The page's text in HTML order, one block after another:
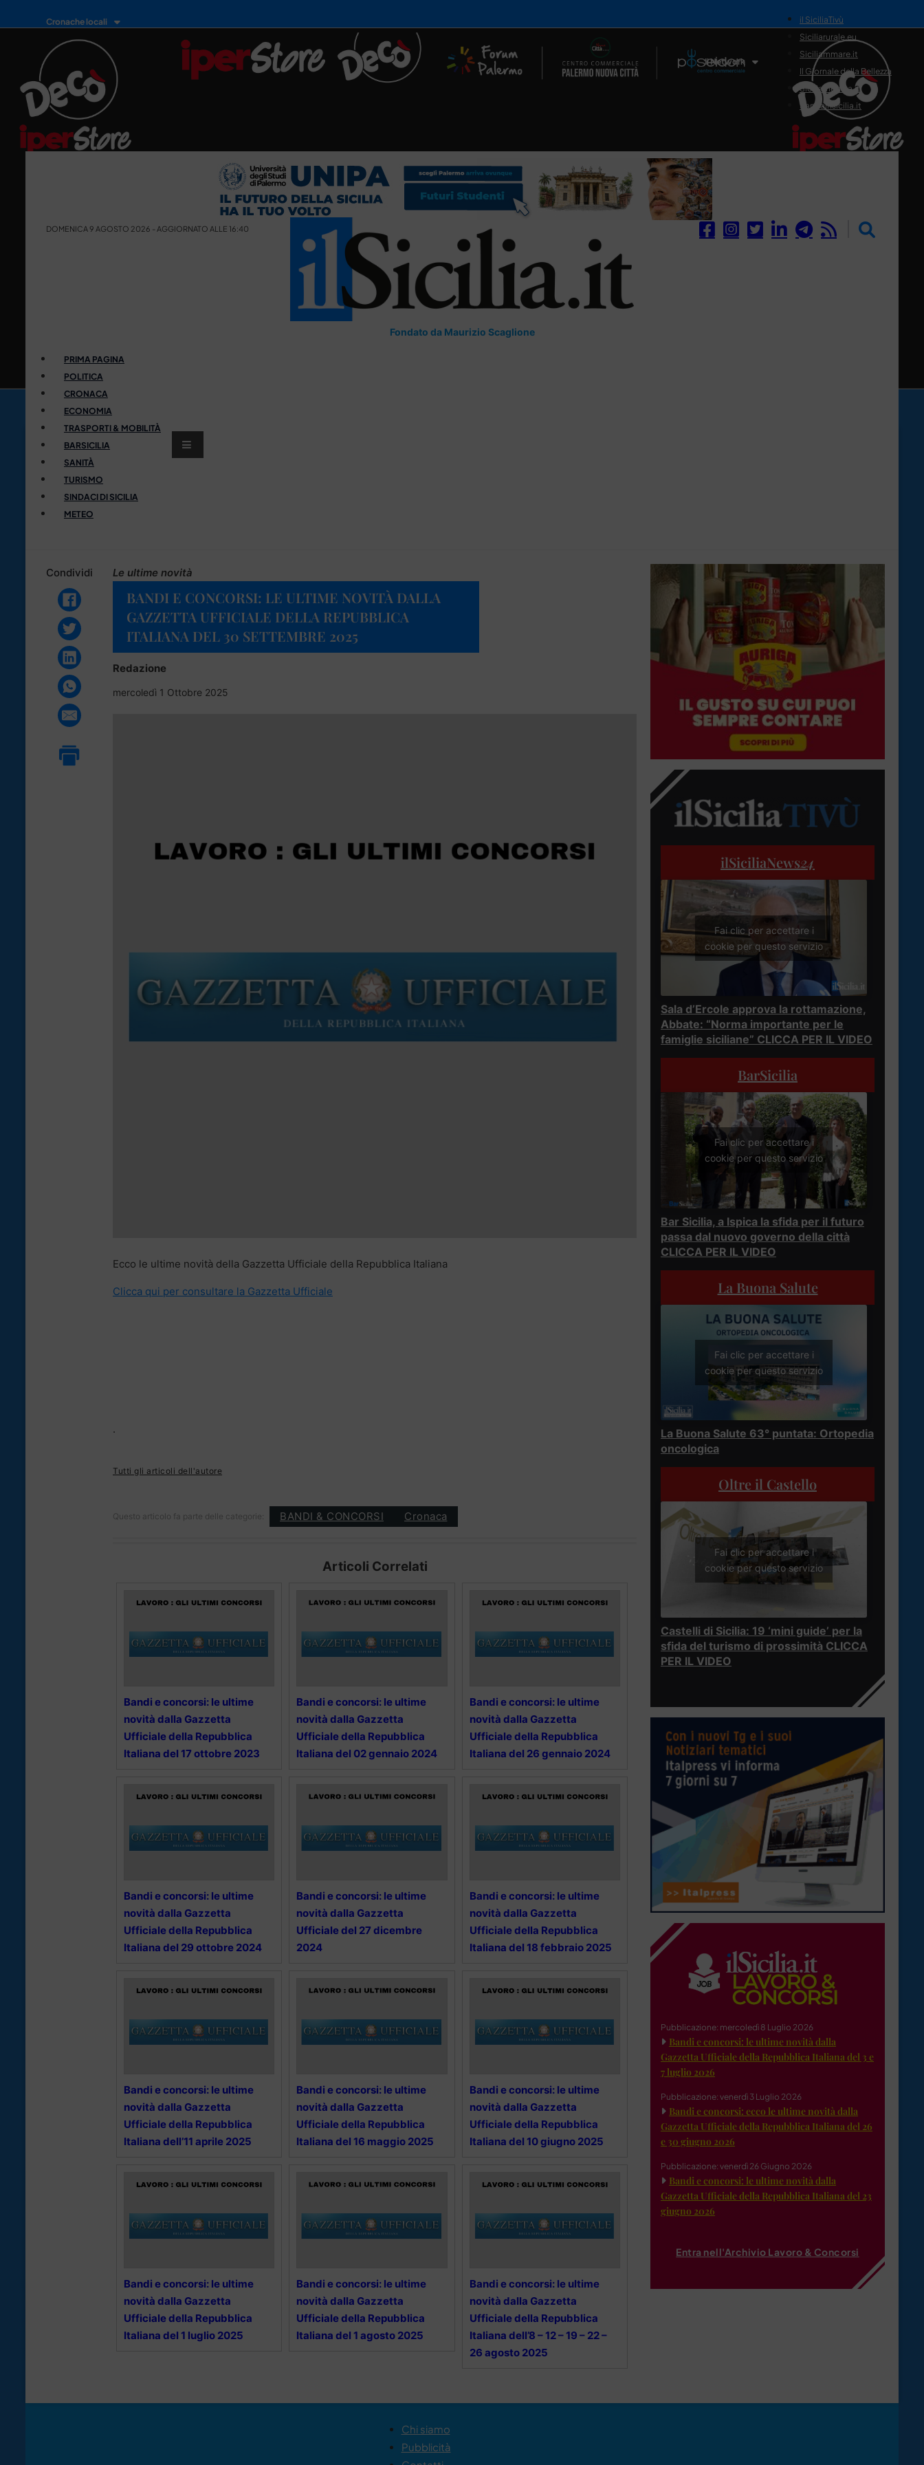
Cronache locali
Il Network
il SiciliaTivù
Siciliarurale.eu
Siciliammare.it
Il Giornale della Bellezza
Siciliamedica.it
Sanitainsicilia.it
DOMENICA 9 AGOSTO 2026 - AGGIORNATO ALLE 16:40
Fondato da Maurizio Scaglione
PRIMA PAGINA
POLITICA
CRONACA
ECONOMIA
TRASPORTI & MOBILITÀ
BARSICILIA
SANITÀ
TURISMO
SINDACI DI SICILIA
METEO
Condividi Le ultime novità
BANDI E CONCORSI: LE ULTIME NOVITÀ DALLA
GAZZETTA UFFICIALE DELLA REPUBBLICA
ITALIANA DEL 30 SETTEMBRE 2025
Redazione
mercoledì 1 Ottobre 2025
Ecco le ultime novità della Gazzetta Ufficiale della Repubblica Italiana
Clicca qui per consultare la Gazzetta Ufficiale
.
Tutti gli articoli dell'autore
Questo articolo fa parte delle categorie: BANDI & CONCORSI Cronaca
Articoli Correlati
Bandi e concorsi: le ultime
novità dalla Gazzetta
Ufficiale della Repubblica
Italiana del 17 ottobre 2023
Bandi e concorsi: le ultime
novità dalla Gazzetta
Ufficiale della Repubblica
Italiana del 02 gennaio 2024
Bandi e concorsi: le ultime
novità dalla Gazzetta
Ufficiale della Repubblica
Italiana del 26 gennaio 2024
Bandi e concorsi: le ultime
novità dalla Gazzetta
Ufficiale della Repubblica
Italiana del 29 ottobre 2024
Bandi e concorsi: le ultime
novità dalla Gazzetta
Ufficiale del 27 dicembre
2024
Bandi e concorsi: le ultime
novità dalla Gazzetta
Ufficiale della Repubblica
Italiana del 18 febbraio 2025
Bandi e concorsi: le ultime
novità dalla Gazzetta
Ufficiale della Repubblica
Italiana dell’11 aprile 2025
Bandi e concorsi: le ultime
novità dalla Gazzetta
Ufficiale della Repubblica
Italiana del 16 maggio 2025
Bandi e concorsi: le ultime
novità dalla Gazzetta
Ufficiale della Repubblica
Italiana del 10 giugno 2025
Bandi e concorsi: le ultime
novità dalla Gazzetta
Ufficiale della Repubblica
Italiana del 1 luglio 2025
Bandi e concorsi: le ultime
novità dalla Gazzetta
Ufficiale della Repubblica
Italiana del 1 agosto 2025
Bandi e concorsi: le ultime
novità dalla Gazzetta
Ufficiale della Repubblica
Italiana dell’8 – 12 – 19 – 22 –
26 agosto 2025
ilSiciliaNews24
Fai clic per accettare i
cookie per questo servizio
Sala d’Ercole approva la rottamazione,
Abbate: “Norma importante per le
famiglie siciliane” CLICCA PER IL VIDEO
BarSicilia
Fai clic per accettare i
cookie per questo servizio
Bar Sicilia, a Ispica la sfida per il futuro
passa dal nuovo governo della città
CLICCA PER IL VIDEO
La Buona Salute
Fai clic per accettare i
cookie per questo servizio
La Buona Salute 63° puntata: Ortopedia
oncologica
Oltre il Castello
Fai clic per accettare i
cookie per questo servizio
Castelli di Sicilia: 19 ‘mini guide’ per la
sfida del turismo di prossimità CLICCA
PER IL VIDEO
Pubblicazione: mercoledì 8 Luglio 2026
Bandi e concorsi: le ultime novità dalla
Gazzetta Ufficiale della Repubblica Italiana del 3 e
7 luglio 2026
Pubblicazione: venerdì 3 Luglio 2026
Bandi e concorsi: ecco le ultime novità dalla
Gazzetta Ufficiale della Repubblica Italiana del 26
e 30 giugno 2026
Pubblicazione: venerdì 26 Giugno 2026
Bandi e concorsi: le ultime novità dalla
Gazzetta Ufficiale della Repubblica Italiana del 23
giugno 2026
Entra nell'Archivio Lavoro & Concorsi
Chi siamo
Pubblicità